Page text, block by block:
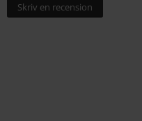
Skriv en recension